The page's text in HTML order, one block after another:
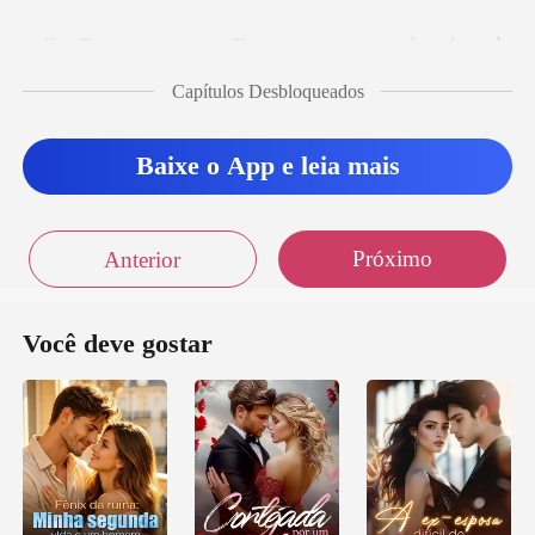
ram a rotina do papa e uma falha
Capítulos Desbloqueados
Baixe o App e leia mais
Anterior Próximo
Você deve gostar